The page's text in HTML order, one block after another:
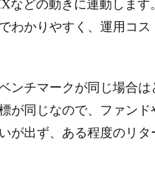
などの動きに連動しま
わかりやすく、運用コ
ンチマークが同じ場合
が同じなので、ファン
が出ず、ある程度のリタ